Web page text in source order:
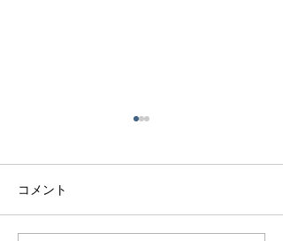
コメント